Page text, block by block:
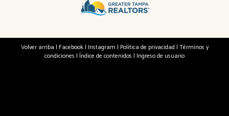
Volver arriba | Facebook| Instagram | Política de privacidad | Términos y
condiciones | Índice de contenidos | Ingreso de usuario